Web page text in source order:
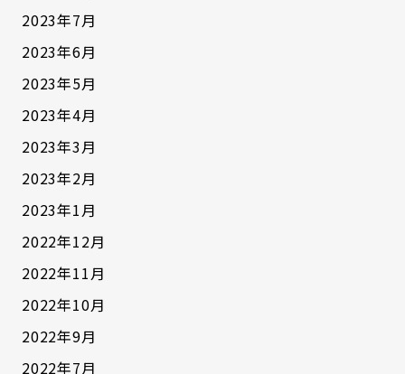
2023年7月
2023年6月
2023年5月
2023年4月
2023年3月
2023年2月
2023年1月
2022年12月
2022年11月
2022年10月
2022年9月
2022年7月